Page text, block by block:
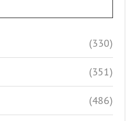
(330)
(351)
(486)